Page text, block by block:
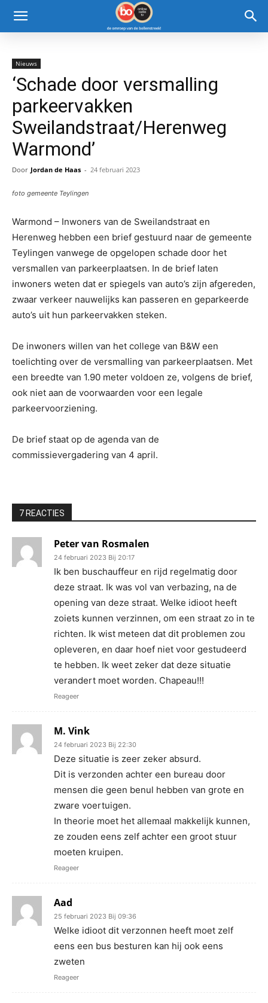
Nieuws
‘Schade door versmalling
parkeervakken
Sweilandstraat/Herenweg
Warmond’
Door Jordan de Haas - 24 februari 2023
foto gemeente Teylingen
Warmond – Inwoners van de Sweilandstraat en
Herenweg hebben een brief gestuurd naar de gemeente
Teylingen vanwege de opgelopen schade door het
versmallen van parkeerplaatsen. In de brief laten
inwoners weten dat er spiegels van auto’s zijn afgereden,
zwaar verkeer nauwelijks kan passeren en geparkeerde
auto’s uit hun parkeervakken steken.
De inwoners willen van het college van B&W een
toelichting over de versmalling van parkeerplaatsen. Met
een breedte van 1.90 meter voldoen ze, volgens de brief,
ook niet aan de voorwaarden voor een legale
parkeervoorziening.
De brief staat op de agenda van de
commissievergadering van 4 april.
7 REACTIES
Peter van Rosmalen
24 februari 2023 Bij 20:17
Ik ben buschauffeur en rijd regelmatig door
deze straat. Ik was vol van verbazing, na de
opening van deze straat. Welke idioot heeft
zoiets kunnen verzinnen, om een straat zo in te
richten. Ik wist meteen dat dit problemen zou
opleveren, en daar hoef niet voor gestudeerd
te hebben. Ik weet zeker dat deze situatie
verandert moet worden. Chapeau!!!
Reageer
M. Vink
24 februari 2023 Bij 22:30
Deze situatie is zeer zeker absurd.
Dit is verzonden achter een bureau door
mensen die geen benul hebben van grote en
zware voertuigen.
In theorie moet het allemaal makkelijk kunnen,
ze zouden eens zelf achter een groot stuur
moeten kruipen.
Reageer
Aad
25 februari 2023 Bij 09:36
Welke idioot dit verzonnen heeft moet zelf
eens een bus besturen kan hij ook eens
zweten
Reageer